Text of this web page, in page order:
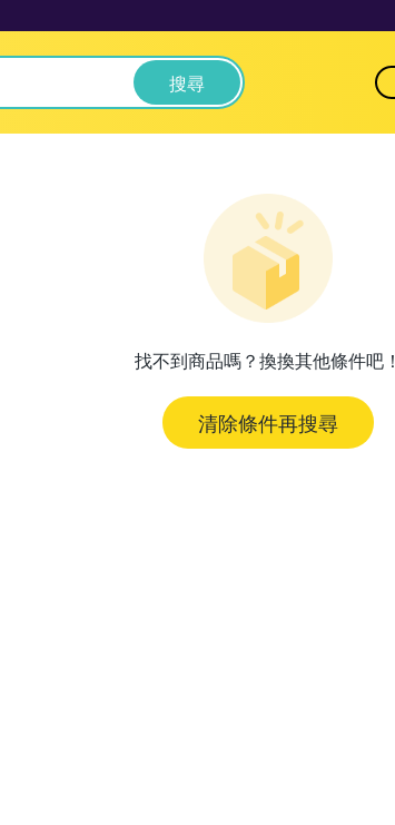
搜尋
找不到商品嗎？換換其他條件吧！
清除條件再搜尋